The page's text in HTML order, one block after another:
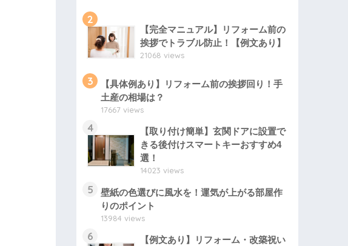
2
【完全マニュアル】リフォーム前の
挨拶でトラブル防止！【例文あり】
21068 views
3
【具体例あり】リフォーム前の挨拶回り！手
土産の相場は？
17667 views
4
【取り付け簡単】玄関ドアに設置で
きる後付けスマートキーおすすめ4
選！
14023 views
5
壁紙の色選びに風水を！運気が上がる部屋作
りのポイント
13984 views
6
【例文あり】リフォーム・改築祝い